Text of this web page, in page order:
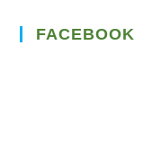
FACEBOOK